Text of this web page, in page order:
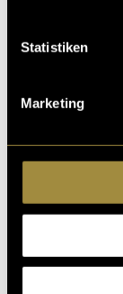
Statistiken
Marketing